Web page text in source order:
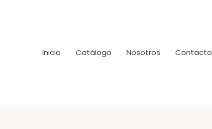
Inicio
Catálogo Nosotros Contacto